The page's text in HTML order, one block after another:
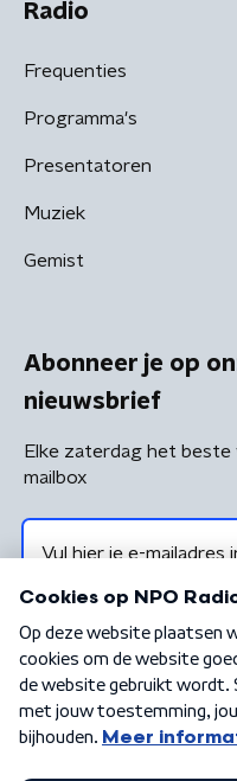
Radio
Frequenties
Programma's
Presentatoren
Muziek
Gemist
Abonneer je op
nieuwsbrief
Elke zaterdag het beste
mailbox
Algemene voorwaarden